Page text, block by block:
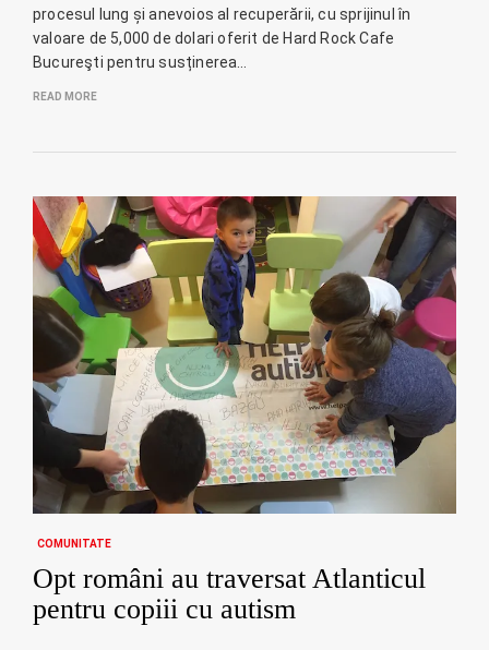
procesul lung și anevoios al recuperării, cu sprijinul în
valoare de 5,000 de dolari oferit de Hard Rock Cafe
Bucureşti pentru susținerea…
READ MORE
COMUNITATE
Opt români au traversat Atlanticul
pentru copiii cu autism